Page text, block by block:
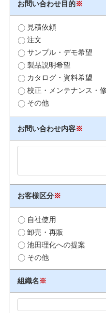
お問い合わせ目的※
見積依頼
注文
サンプル・デモ希望
製品説明希望
カタログ・資料希望
校正・メンテナンス・
その他
お問い合わせ内容※
お客様区分※
自社使用
卸売・再販
池田理化への提案
その他
組織名※